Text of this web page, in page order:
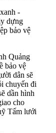
-
dựng
bảo vệ
Quảng
bảo vệ
dân sẽ
chuyến đi
dần hình
cho
Tấm lưới